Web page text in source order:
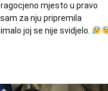
mjesto u pravo
za nju pripremila
joj se nije svidjelo.